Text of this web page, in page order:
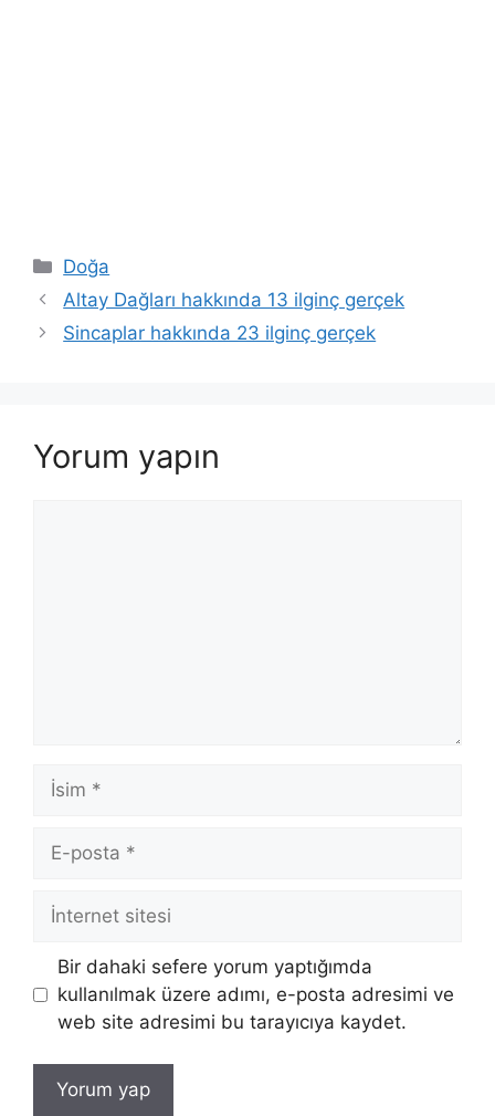
Kategoriler
Doğa
Altay Dağları hakkında 13 ilginç gerçek
Sincaplar hakkında 23 ilginç gerçek
Yorum yapın
İsim
posta
İnternet
sitesi
Bir dahaki sefere yorum yaptığımda
kullanılmak üzere adımı, e-posta adresimi ve
web site adresimi bu tarayıcıya kaydet.